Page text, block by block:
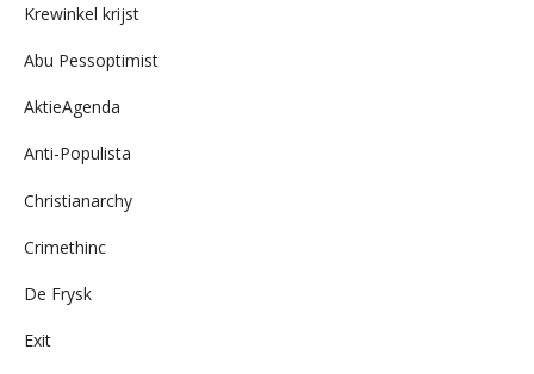
Krewinkel krijst
Abu Pessoptimist
AktieAgenda
Anti-Populista
Christianarchy
Crimethinc
De Frysk
Exit